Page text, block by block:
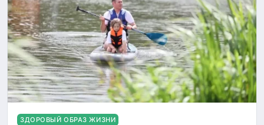
ЗДОРОВЫЙ ОБРАЗ ЖИЗНИ